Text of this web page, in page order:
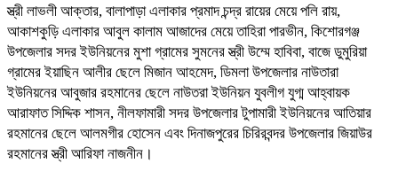
স্ত্রী লাভলী আক্তার, বালাপাড়া এলাকার প্রমাদ চন্দ্র রায়ের মেয়ে পলি রায়,
আকাশকুড়ি এলাকার আবুল কালাম আজাদের মেয়ে তাহিরা পারভীন, কিশোরগঞ্জ
উপজেলার সদর ইউনিয়নের মুশা গ্রামের সুমনের স্ত্রী উম্মে হাবিবা, বাজে ডুমুরিয়া
গ্রামের ইয়াছিন আলীর ছেলে মিজান আহমেদ, ডিমলা উপজেলার নাউতারা
ইউনিয়নের আবুজার রহমানের ছেলে নাউতরা ইউনিয়ন যুবলীগ যুগ্ম আহ্বায়ক
আরাফাত সিদ্দিক শাসন, নীলফামারী সদর উপজেলার টুপামারী ইউনিয়নের আতিয়ার
রহমানের ছেলে আলমগীর হোসেন এবং দিনাজপুরের চিরিরবন্দর উপজেলার জিয়াউর
রহমানের স্ত্রী আরিফা নাজনীন।